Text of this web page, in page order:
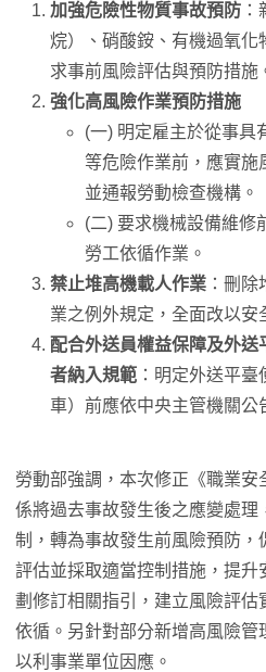
加強危險性物質事故預防
烷）、硝酸銨、有機過氧
求事前風險評估與預防措施
強化高風險作業預防措施
(一) 明定雇主於從事具
等危險作業前，應實施
並通報勞動檢查機構。
(二) 要求機械設備維修
勞工依循作業。
禁止堆高機載人作業 ：刪
業之例外規定，全面改以安
配合外送員權益保障及外
者納入規範 ：明定外送平
車）前應依中央主管機關公
勞動部強調，本次修正《職業安
係將過去事故發生後之應變處理
制，轉為事故發生前風險預防
評估並採取適當控制措施，提
劃修訂相關指引，建立風險評估
依循。另針對部分新增高風險管
以利事業單位因應。